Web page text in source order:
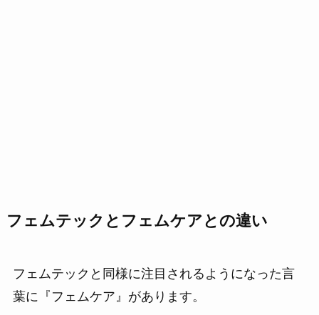
フェムテックとフェムケアとの違い
フェムテックと同様に注目されるようになった言
葉に『フェムケア』があります。